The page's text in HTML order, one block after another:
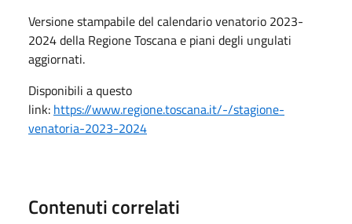
Versione stampabile del calendario venatorio 2023-
2024 della Regione Toscana e piani degli ungulati
aggiornati.
Disponibili a questo
link: https://www.regione.toscana.it/-/stagione-
venatoria-2023-2024
Contenuti correlati